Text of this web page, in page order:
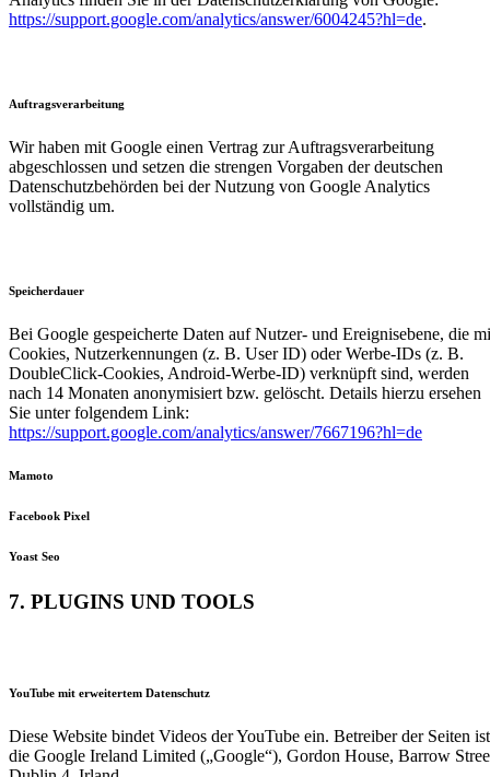
https://support.google.com/analytics/answer/6004245?hl=de.
Auftragsverarbeitung
Wir haben mit Google einen Vertrag zur Auftragsverarbeitung
abgeschlossen und setzen die strengen Vorgaben der deutschen
Datenschutzbehörden bei der Nutzung von Google Analytics
vollständig um.
Speicherdauer
Bei Google gespeicherte Daten auf Nutzer- und Ereignisebene, die
Cookies, Nutzerkennungen (z. B. User ID) oder Werbe-IDs (z. B.
DoubleClick-Cookies, Android-Werbe-ID) verknüpft sind, werden
nach 14 Monaten anonymisiert bzw. gelöscht. Details hierzu ersehen
Sie unter folgendem Link:
https://support.google.com/analytics/answer/7667196?hl=de
Mamoto
Facebook Pixel
Yoast Seo
7. PLUGINS UND TOOLS
YouTube mit erweitertem Datenschutz
Diese Website bindet Videos der YouTube ein. Betreiber der Seiten ist
die Google Ireland Limited („Google“), Gordon House, Barrow